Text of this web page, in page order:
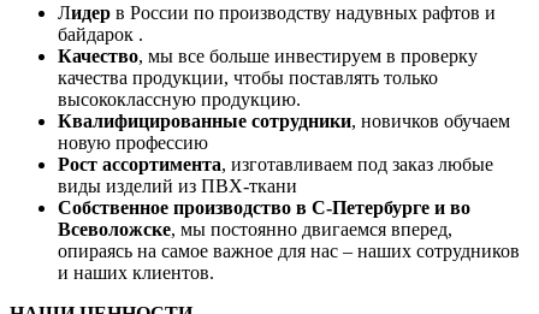
Лидер в России по производству надувных рафтов и
байдарок .
Качество, мы все больше инвестируем в проверку
качества продукции, чтобы поставлять только
высококлассную продукцию.
Квалифицированные сотрудники, новичков обучаем
новую профессию
Рост ассортимента, изготавливаем под заказ любые
виды изделий из ПВХ-ткани
Собственное производство в С-Петербурге и во
Всеволожске, мы постоянно двигаемся вперед,
опираясь на самое важное для нас – наших сотрудников
и наших клиентов.